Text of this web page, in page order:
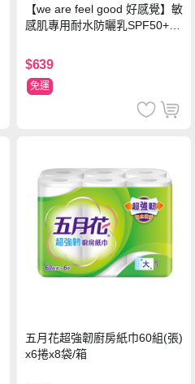
【we are feel good 好感覺】敏
感肌專用耐水防曬乳SPF50+ 7
$639
免運
五月花超強韌廚房紙巾60組(張)
x6捲x8袋/箱